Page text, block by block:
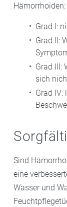
Hämorrhoiden:
Grad I:
Grad II:
Grad III:
sich
Grad IV:
Sind
eine
Wasser und